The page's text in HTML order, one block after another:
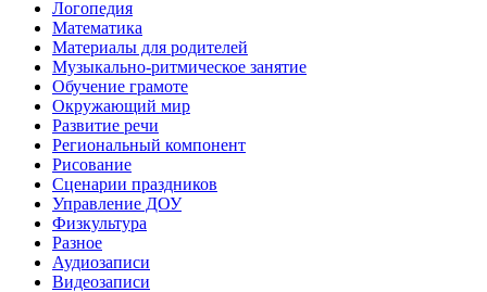
Логопедия
Математика
Материалы для родителей
Музыкально-ритмическое занятие
Обучение грамоте
Окружающий мир
Развитие речи
Региональный компонент
Рисование
Сценарии праздников
Управление ДОУ
Физкультура
Разное
Аудиозаписи
Видеозаписи